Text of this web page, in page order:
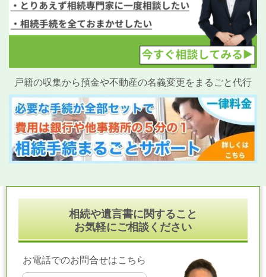
戸籍の収集から預金や不動産の名義変更をまるごと代行
相続や遺言書に関すること
お気軽にご相談ください
お電話でのお問合せはこちら